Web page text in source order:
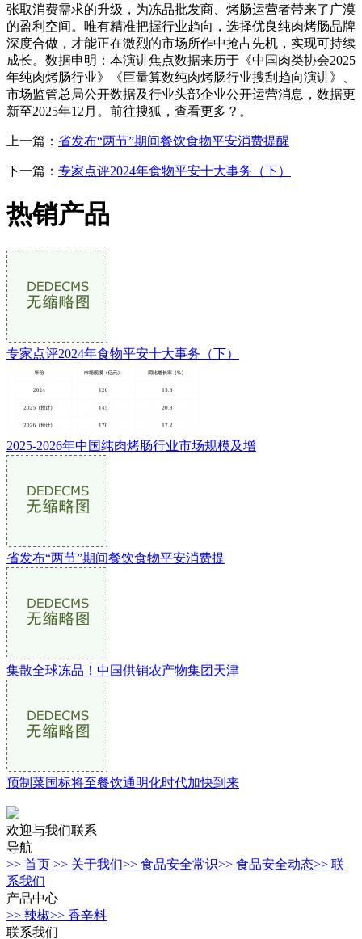
张取消费需求的升级，为冻品批发商、烤肠运营者带来了广漠
的盈利空间。唯有精准把握行业趋向，选择优良纯肉烤肠品牌
深度合做，才能正在激烈的市场所作中抢占先机，实现可持续
成长。数据申明：本演讲焦点数据来历于《中国肉类协会2025
年纯肉烤肠行业》《巨量算数纯肉烤肠行业搜刮趋向演讲》、
市场监管总局公开数据及行业头部企业公开运营消息，数据更
新至2025年12月。前往搜狐，查看更多？。
上一篇： 省发布“两节”期间餐饮食物平安消费提醒
下一篇： 专家点评2024年食物平安十大事务（下）
热销产品
专家点评2024年食物平安十大事务（下）
2025-2026年中国纯肉烤肠行业市场规模及增
省发布“两节”期间餐饮食物平安消费提
集散全球冻品！中国供销农产物集团天津
预制菜国标将至餐饮通明化时代加快到来
欢迎与我们联系
导航
>> 首页 >> 关于我们>> 食品安全常识>> 食品安全动态>> 联
系我们
产品中心
>> 辣椒>> 香辛料
联系我们